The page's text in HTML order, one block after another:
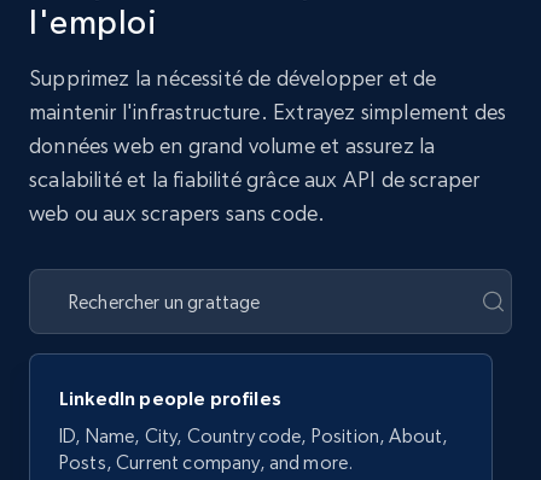
l'emploi
Supprimez la nécessité de développer et de
maintenir l'infrastructure. Extrayez simplement des
données web en grand volume et assurez la
scalabilité et la fiabilité grâce aux API de scraper
web ou aux scrapers sans code.
LinkedIn people profiles
ID, Name, City, Country code, Position, About,
Posts, Current company, and more.